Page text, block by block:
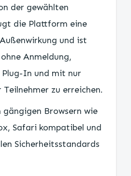
der gewählten
die Plattform eine
und ist
Anmeldung,
Plug-In und mit nur
zu erreichen.
gängigen Browsern wie
Safari kompatibel und
Sicherheitsstandards